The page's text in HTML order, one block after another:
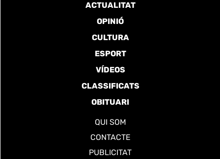
ACTUALITAT
OPINIÓ
CULTURA
ESPORT
VÍDEOS
CLASSIFICATS
OBITUARI
QUI SOM
CONTACTE
PUBLICITAT